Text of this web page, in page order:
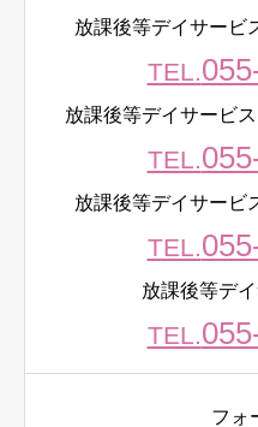
放課後等デイサービ
TEL.
放課後等デイサービ
TEL.
放課後等デイサービ
TEL.
放課後等デ
TEL.
フォ